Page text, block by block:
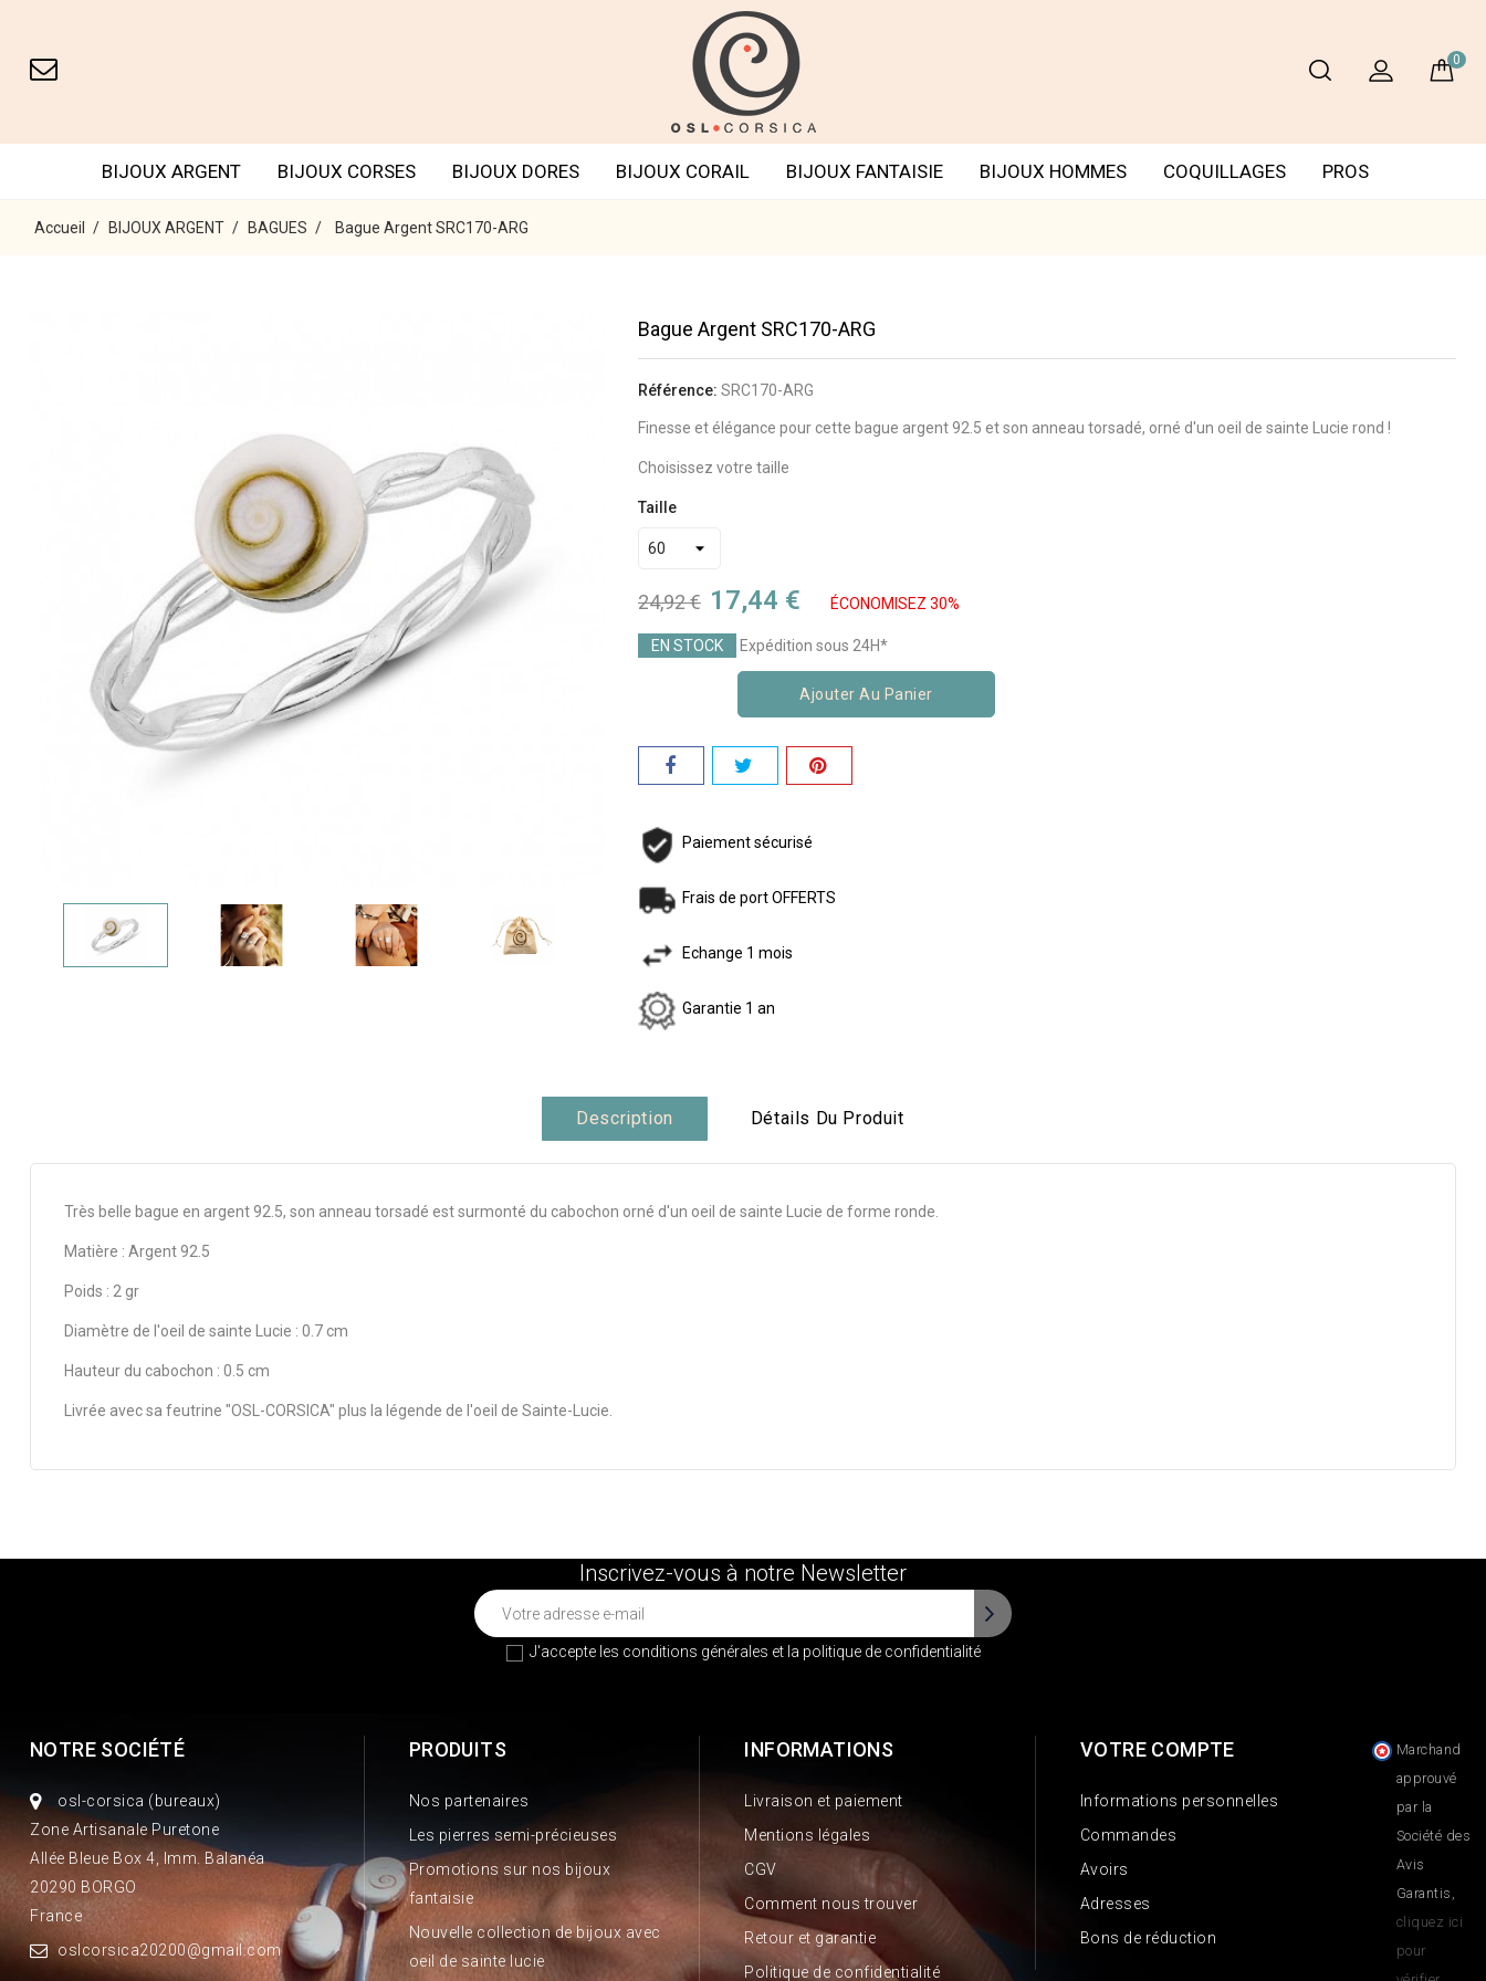
0
BIJOUX ARGENT BIJOUX CORSES BIJOUX DORES BIJOUX CORAIL BIJOUX FANTAISIE BIJOUX HOMMES COQUILLAGES PROS
Accueil BIJOUX ARGENT BAGUES Bague Argent SRC170-ARG
Bague Argent SRC170-ARG
Référence: SRC170-ARG
Finesse et élégance pour cette bague argent 92.5 et son anneau torsadé, orné d'un oeil de sainte Lucie rond !
Choisissez votre taille
Taille
24,92 € 17,44 € ÉCONOMISEZ 30%
EN STOCK Expédition sous 24H*
Ajouter Au Panier
Paiement sécurisé
Frais de port OFFERTS
Echange 1 mois
Garantie 1 an
Description Détails Du Produit
Très belle bague en argent 92.5, son anneau torsadé est surmonté du cabochon orné d'un oeil de sainte Lucie de forme ronde.
Matière : Argent 92.5
Poids : 2 gr
Diamètre de l'oeil de sainte Lucie : 0.7 cm
Hauteur du cabochon : 0.5 cm
Livrée avec sa feutrine "OSL-CORSICA" plus la légende de l'oeil de Sainte-Lucie.
Inscrivez-vous à notre Newsletter
J'accepte les conditions générales et la politique de confidentialité
NOTRE SOCIÉTÉ
osl-corsica (bureaux)
Zone Artisanale Puretone
Allée Bleue Box 4, Imm. Balanéa
20290 BORGO
France
oslcorsica20200@gmail.com
PRODUITS
Nos partenaires
Les pierres semi-précieuses
Promotions sur nos bijoux
fantaisie
Nouvelle collection de bijoux avec
oeil de sainte lucie
INFORMATIONS
Livraison et paiement
Mentions légales
CGV
Comment nous trouver
Retour et garantie
Politique de confidentialité
VOTRE COMPTE
Informations personnelles
Commandes
Avoirs
Adresses
Bons de réduction
Marchand
approuvé
par la
Société des
Avis
Garantis,
cliquez ici
pour